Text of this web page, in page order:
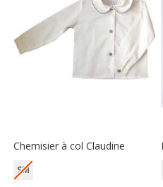
Chemisier à col Claudine
SM